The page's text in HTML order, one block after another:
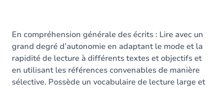
En compréhension générale des écrits : Lire avec un
grand degré d’autonomie en adaptant le mode et la
rapidité de lecture à différents textes et objectifs et
en utilisant les références convenables de manière
sélective. Possède un vocabulaire de lecture large et